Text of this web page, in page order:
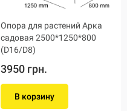
Опора для растений Арка
садовая 2500*1250*800
(D16/D8)
3950 грн.
В корзину